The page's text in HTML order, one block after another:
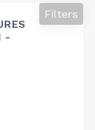
-
Filters